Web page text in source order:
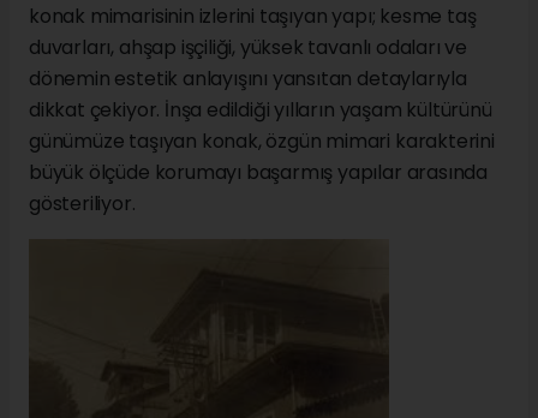
konak mimarisinin izlerini taşıyan yapı; kesme taş
duvarları, ahşap işçiliği, yüksek tavanlı odaları ve
dönemin estetik anlayışını yansıtan detaylarıyla
dikkat çekiyor. İnşa edildiği yılların yaşam kültürünü
günümüze taşıyan konak, özgün mimari karakterini
büyük ölçüde korumayı başarmış yapılar arasında
gösteriliyor.